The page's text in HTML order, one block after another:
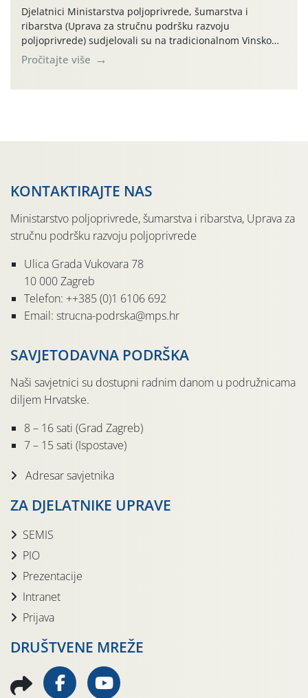
Djelatnici Ministarstva poljoprivrede, šumarstva i
ribarstva (Uprava za stručnu podršku razvoju
poljoprivrede) sudjelovali su na tradicionalnom Vinskom
forumu, održanom 24.07.2026. godine u Domu vinarske
tradicije u Putnikovićima na poluotoku Pelješcu, u
Pročitajte više
KONTAKTIRAJTE NAS
Ministarstvo poljoprivrede, šumarstva i ribarstva, Uprava za
stručnu podršku razvoju poljoprivrede
Ulica Grada Vukovara 78
10 000 Zagreb
Telefon: ++385 (0)1 6106 692
Email: strucna-podrska@mps.hr
SAVJETODAVNA PODRŠKA
Naši savjetnici su dostupni radnim danom u podružnicama
diljem Hrvatske.
8 – 16 sati (Grad Zagreb)
7 – 15 sati (Ispostave)
Adresar savjetnika
ZA DJELATNIKE UPRAVE
SEMIS
PIO
Prezentacije
Intranet
Prijava
DRUŠTVENE MREŽE